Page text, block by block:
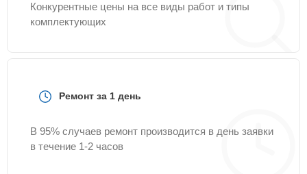
Конкурентные цены на все виды работ и типы
комплектующих
Ремонт за 1 день
В 95% случаев ремонт производится в день заявки
в течение 1-2 часов